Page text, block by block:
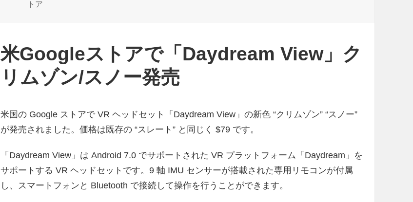
稿
ー
トア
米Googleストアで「Daydream View」ク
リムゾン/スノー発売
米国の Google ストアで VR ヘッドセット「Daydream View」の新色 “クリムゾン” “スノー”
が発売されました。価格は既存の “スレート” と同じく $79 です。
「Daydream View」は Android 7.0 でサポートされた VR プラットフォーム「Daydream」を
サポートする VR ヘッドセットです。9 軸 IMU センサーが搭載された専用リモコンが付属
し、スマートフォンと Bluetooth で接続して操作を行うことができます。